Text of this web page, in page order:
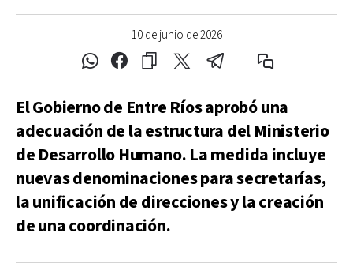
10 de junio de 2026
El Gobierno de Entre Ríos aprobó una
adecuación de la estructura del Ministerio
de Desarrollo Humano. La medida incluye
nuevas denominaciones para secretarías,
la unificación de direcciones y la creación
de una coordinación.